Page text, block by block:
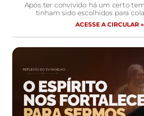
Após ter convivido há um certo
tinham sido escolhidos para
ACESSE A CIRCULAR »